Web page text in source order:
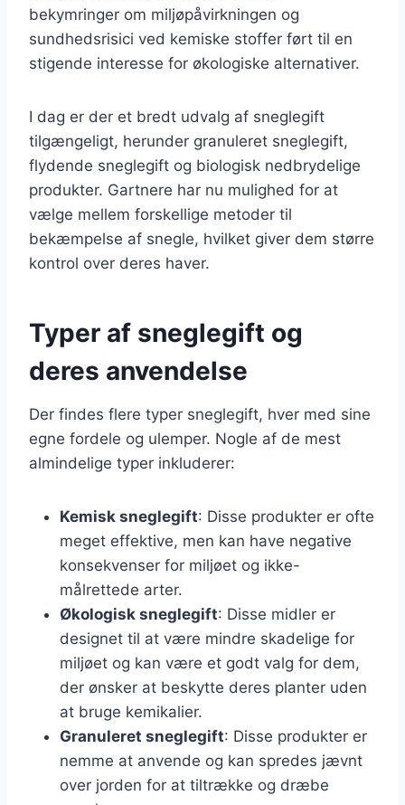
bekymringer om miljøpåvirkningen og
sundhedsrisici ved kemiske stoffer ført til en
stigende interesse for økologiske alternativer.
I dag er der et bredt udvalg af sneglegift
tilgængeligt, herunder granuleret sneglegift,
flydende sneglegift og biologisk nedbrydelige
produkter. Gartnere har nu mulighed for at
vælge mellem forskellige metoder til
bekæmpelse af snegle, hvilket giver dem større
kontrol over deres haver.
Typer af sneglegift og
deres anvendelse
Der findes flere typer sneglegift, hver med sine
egne fordele og ulemper. Nogle af de mest
almindelige typer inkluderer:
Kemisk sneglegift: Disse produkter er ofte
meget effektive, men kan have negative
konsekvenser for miljøet og ikke-
målrettede arter.
Økologisk sneglegift: Disse midler er
designet til at være mindre skadelige for
miljøet og kan være et godt valg for dem,
der ønsker at beskytte deres planter uden
at bruge kemikalier.
Granuleret sneglegift: Disse produkter er
nemme at anvende og kan spredes jævnt
over jorden for at tiltrække og dræbe